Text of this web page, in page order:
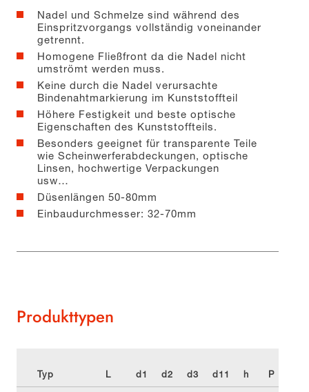
Nadel und Schmelze sind während des
Einspritzvorgangs vollständig voneinander
getrennt.
Homogene Fließfront da die Nadel nicht
umströmt werden muss.
Keine durch die Nadel verursachte
Bindenahtmarkierung im Kunststoffteil
Höhere Festigkeit und beste optische
Eigenschaften des Kunststoffteils.
Besonders geeignet für transparente Teile
wie Scheinwerferabdeckungen, optische
Linsen, hochwertige Verpackungen
usw…
Düsenlängen 50-80mm
Einbaudurchmesser: 32-70mm
Produkttypen
Typ L d1 d2 d3 d11 h P